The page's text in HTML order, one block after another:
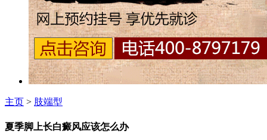
主页 > 肢端型
夏季脚上长白癜风应该怎么办